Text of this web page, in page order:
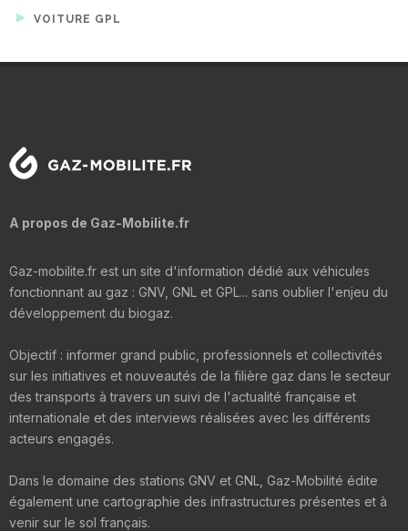
VOITURE GPL
A propos de Gaz-Mobilite.fr
Gaz-mobilite.fr est un site d'information dédié aux véhicules
fonctionnant au gaz : GNV, GNL et GPL... sans oublier l'enjeu du
développement du biogaz.
Objectif : informer grand public, professionnels et collectivités
sur les initiatives et nouveautés de la filière gaz dans le secteur
des transports à travers un suivi de l'actualité française et
internationale et des interviews réalisées avec les différents
acteurs engagés.
Dans le domaine des stations GNV et GNL, Gaz-Mobilité édite
également une cartographie des infrastructures présentes et à
venir sur le sol français.